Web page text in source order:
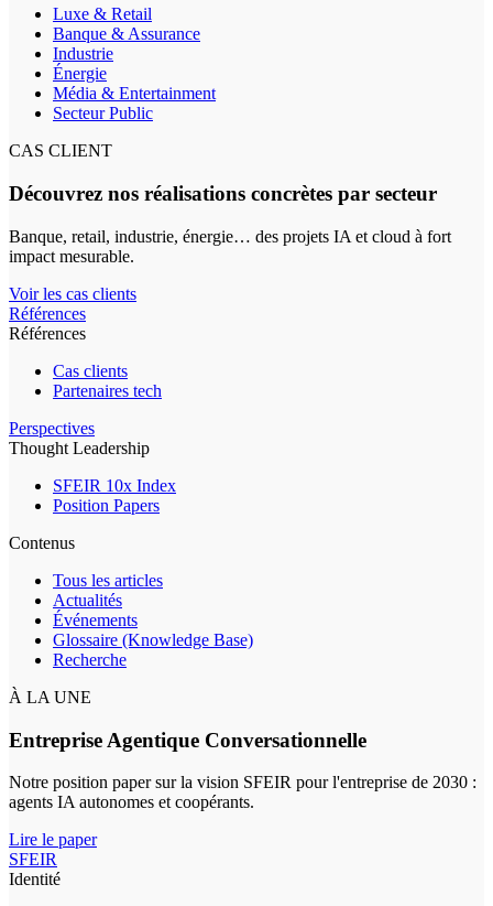
Luxe & Retail
Banque & Assurance
Industrie
Énergie
Média & Entertainment
Secteur Public
CAS CLIENT
Découvrez nos réalisations concrètes par secteur
Banque, retail, industrie, énergie… des projets IA et cloud à fort
impact mesurable.
Voir les cas clients
Références
Références
Cas clients
Partenaires tech
Perspectives
Thought Leadership
SFEIR 10x Index
Position Papers
Contenus
Tous les articles
Actualités
Événements
Glossaire (Knowledge Base)
Recherche
À LA UNE
Entreprise Agentique Conversationnelle
Notre position paper sur la vision SFEIR pour l'entreprise de 2030 :
agents IA autonomes et coopérants.
Lire le paper
SFEIR
Identité